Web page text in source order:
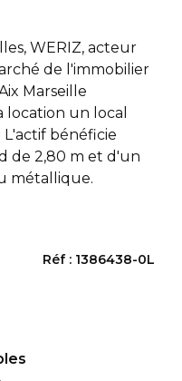
WERIZ, acteur
de l'immobilier
Marseille
location un local
L'actif bénéficie
de 2,80 m et d'un
métallique.
Réf : 1386438-0L